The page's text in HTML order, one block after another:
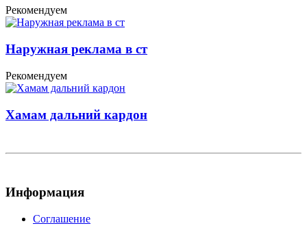
Рекомендуем
Наружная реклама в ст
Рекомендуем
Хамам дальний кардон
Информация
Соглашение